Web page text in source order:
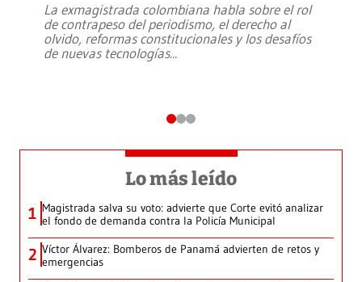
La exmagistrada colombiana habla sobre el rol
de contrapeso del periodismo, el derecho al
olvido, reformas constitucionales y los desafíos
de nuevas tecnologías...
Lo más leído
1 Magistrada salva su voto: advierte que Corte evitó analizar
el fondo de demanda contra la Policía Municipal
2 Víctor Álvarez: Bomberos de Panamá advierten de retos y
emergencias